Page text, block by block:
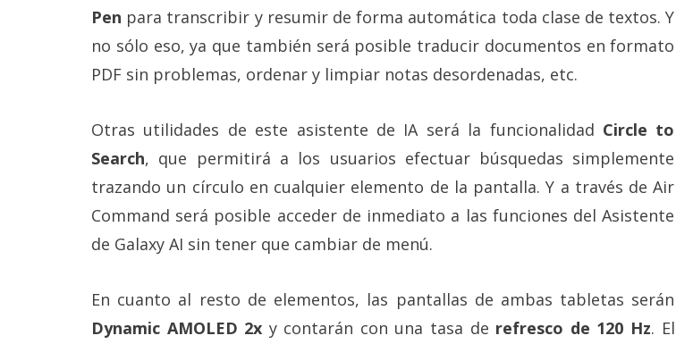
Pen para transcribir y resumir de forma automática toda clase de textos. Y
no sólo eso, ya que también será posible traducir documentos en formato
PDF sin problemas, ordenar y limpiar notas desordenadas, etc.
Otras utilidades de este asistente de IA será la funcionalidad Circle to
Search, que permitirá a los usuarios efectuar búsquedas simplemente
trazando un círculo en cualquier elemento de la pantalla. Y a través de Air
Command será posible acceder de inmediato a las funciones del Asistente
de Galaxy AI sin tener que cambiar de menú.
En cuanto al resto de elementos, las pantallas de ambas tabletas serán
Dynamic AMOLED 2x y contarán con una tasa de refresco de 120 Hz. El